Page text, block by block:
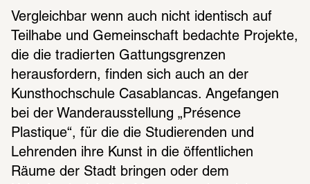
Vergleichbar wenn auch nicht identisch auf
Teilhabe und Gemeinschaft bedachte Projekte,
die die tradierten Gattungsgrenzen
herausfordern, finden sich auch an der
Kunsthochschule Casablancas. Angefangen
bei der Wanderausstellung „Présence
Plastique“, für die die Studierenden und
Lehrenden ihre Kunst in die öffentlichen
Räume der Stadt bringen oder dem